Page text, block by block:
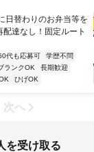
日替わりのお弁当等を
達なし！固定ルート
代も応募可
学歴不問
ランクOK
長期歓迎
ひげOK
次へ
を受け取る